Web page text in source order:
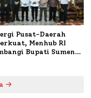
Pusat-Daerah
Menhub RI
Bupati Sumenep